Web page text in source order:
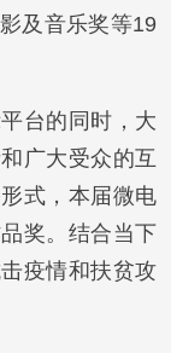
及音乐奖等19
台的同时，大
广大受众的互
式，本届微电
奖。结合当下
疫情和扶贫攻